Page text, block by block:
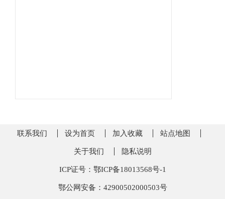
联系我们 设为首页 加入收藏 站点地图
关于我们 隐私说明
ICP证号：鄂ICP备18013568号-1
鄂公网安备：42900502000503号